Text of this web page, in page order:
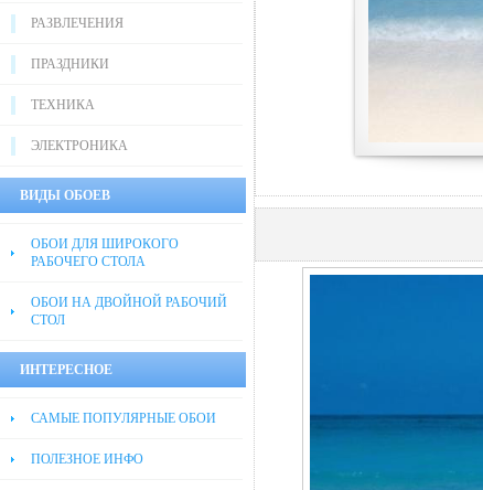
РАЗВЛЕЧЕНИЯ
ПРАЗДНИКИ
ТЕХНИКА
ЭЛЕКТРОНИКА
ВИДЫ ОБОЕВ
ОБОИ ДЛЯ ШИРОКОГО
РАБОЧЕГО СТОЛА
ОБОИ НА ДВОЙНОЙ РАБОЧИЙ
СТОЛ
ИНТЕРЕСНОЕ
САМЫЕ ПОПУЛЯРНЫЕ ОБОИ
ПОЛЕЗНОЕ ИНФО